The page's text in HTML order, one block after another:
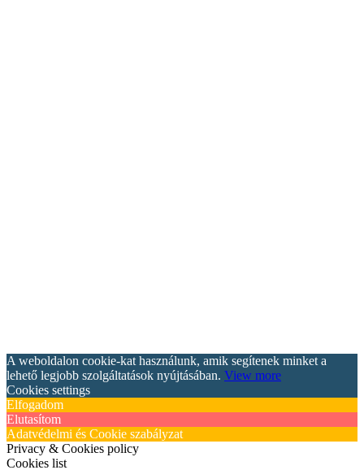
A weboldalon cookie-kat használunk, amik segítenek minket a
lehető legjobb szolgáltatások nyújtásában. View more
Cookies settings
Elfogadom
Elutasítom
Adatvédelmi és Cookie szabályzat
Privacy & Cookies policy
Cookies list